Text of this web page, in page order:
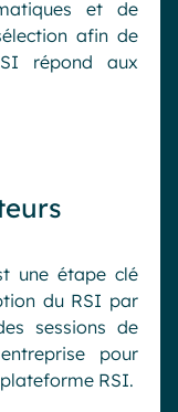
et de
afin de
répond aux
une étape clé
du RSI par
sessions de
pour
RSI.